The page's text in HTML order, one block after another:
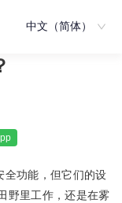
中文（简体）
全功能，但它们的设
野里工作，还是在雾